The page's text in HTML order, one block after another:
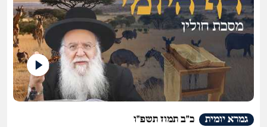
כ"ב תמוז תשפ"ו גמרא יומית